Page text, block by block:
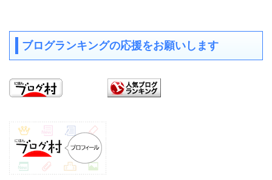
ブログランキングの応援をお願いします